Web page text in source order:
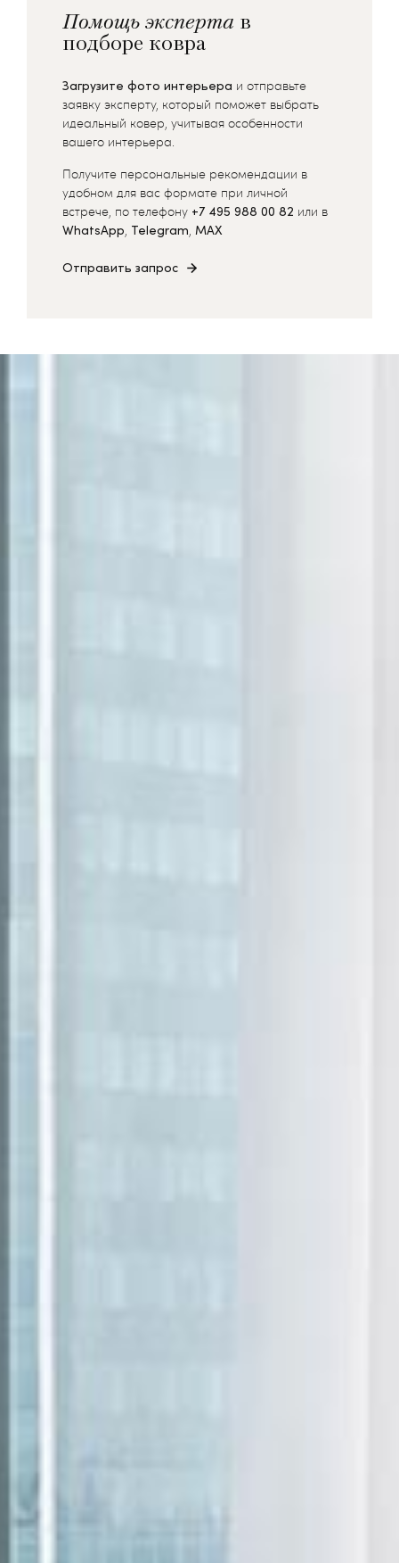
Помощь эксперта в
подборе ковра
Загрузите фото интерьера и отправьте
заявку эксперту, который поможет выбрать
идеальный ковер, учитывая особенности
вашего интерьера.
Получите персональные рекомендации в
удобном для вас формате при личной
встрече, по телефону +7 495 988 00 82 или в
WhatsApp, Telegram, MAX
Отправить запрос